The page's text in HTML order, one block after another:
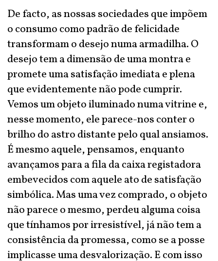
De facto, as nossas sociedades que impõem
o consumo como padrão de felicidade
transformam o desejo numa armadilha. O
desejo tem a dimensão de uma montra e
promete uma satisfação imediata e plena
que evidentemente não pode cumprir.
Vemos um objeto iluminado numa vitrine e,
nesse momento, ele parece-nos conter o
brilho do astro distante pelo qual ansiamos.
É mesmo aquele, pensamos, enquanto
avançamos para a fila da caixa registadora
embevecidos com aquele ato de satisfação
simbólica. Mas uma vez comprado, o objeto
não parece o mesmo, perdeu alguma coisa
que tínhamos por irresistível, já não tem a
consistência da promessa, como se a posse
implicasse uma desvalorização. E com isso